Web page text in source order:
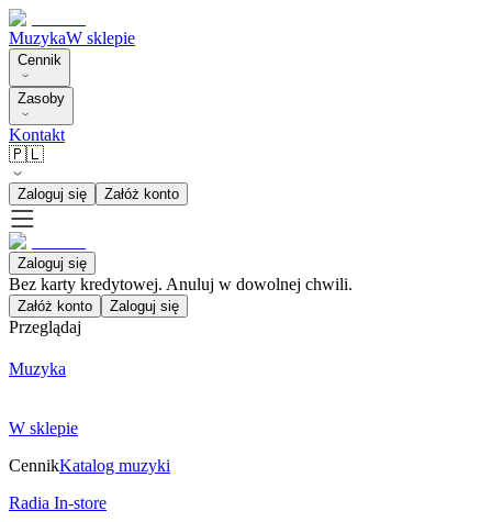
MuzykaW sklepie
Cennik
Zasoby
Kontakt
🇵🇱
Zaloguj się Załóż konto
Zaloguj się
Bez karty kredytowej. Anuluj w dowolnej chwili.
Załóż konto Zaloguj się
Przeglądaj
Muzyka
W sklepie
CennikKatalog muzyki
Radia In-store